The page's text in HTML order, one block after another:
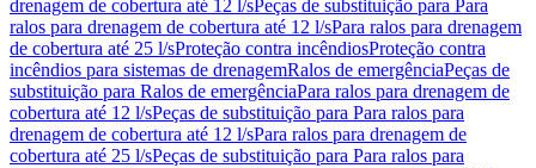
drenagem de cobertura até 12 l/sPeças de substituição para Para
ralos para drenagem de cobertura até 12 l/sPara ralos para drenagem
de cobertura até 25 l/sProteção contra incêndiosProteção contra
incêndios para sistemas de drenagemRalos de emergênciaPeças de
substituição para Ralos de emergênciaPara ralos para drenagem de
cobertura até 12 l/sPeças de substituição para Para ralos para
drenagem de cobertura até 12 l/sPara ralos para drenagem de
cobertura até 25 l/sPeças de substituição para Para ralos para